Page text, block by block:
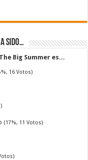
sido…
Big Summer es...
16 Votos)
(17%, 11 Votos)